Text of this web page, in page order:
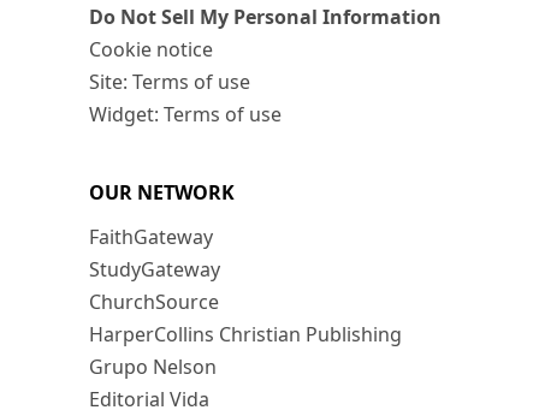
Do Not Sell My Personal Information
Cookie notice
Site: Terms of use
Widget: Terms of use
OUR NETWORK
FaithGateway
StudyGateway
ChurchSource
HarperCollins Christian Publishing
Grupo Nelson
Editorial Vida